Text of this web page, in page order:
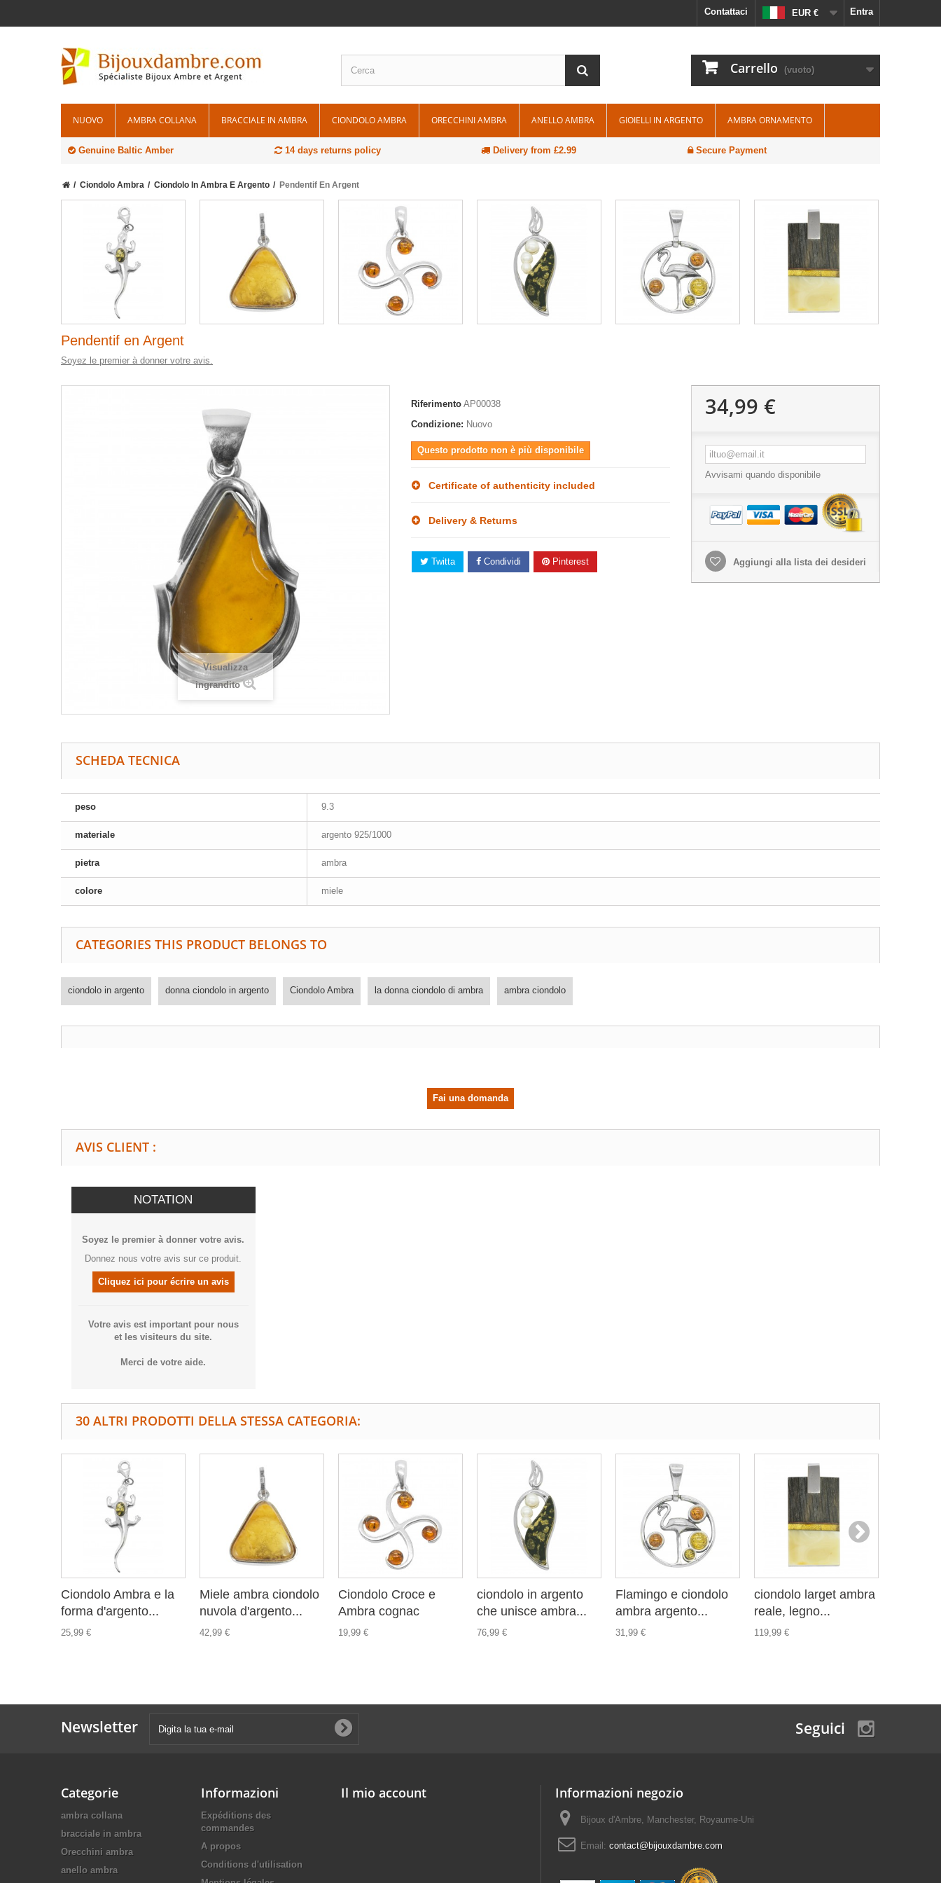
Entra
EUR €
Contattaci
Carrello (vuoto)
NUOVO AMBRA COLLANA BRACCIALE IN AMBRA CIONDOLO AMBRA ORECCHINI AMBRA ANELLO AMBRA GIOIELLI IN ARGENTO AMBRA ORNAMENTO
Genuine Baltic Amber 14 days returns policy Delivery from £2.99 Secure Payment
Ciondolo Ambra Ciondolo In Ambra E Argento Pendentif En Argent
Pendentif en Argent
Soyez le premier à donner votre avis.
Visualizza
ingrandito
Riferimento AP00038
Condizione: Nuovo
Questo prodotto non è più disponibile
Certificate of authenticity included
Delivery & Returns
Twitta Condividi Pinterest
34,99 €
Avvisami quando disponibile
Aggiungi alla lista dei desideri
SCHEDA TECNICA
peso 9.3
materiale argento 925/1000
pietra ambra
colore miele
CATEGORIES THIS PRODUCT BELONGS TO
ciondolo in argento donna ciondolo in argento Ciondolo Ambra la donna ciondolo di ambra ambra ciondolo
Fai una domanda
AVIS CLIENT :
NOTATION
Soyez le premier à donner votre avis.
Donnez nous votre avis sur ce produit.
Cliquez ici pour écrire un avis
Votre avis est important pour nous
et les visiteurs du site.
Merci de votre aide.
30 ALTRI PRODOTTI DELLA STESSA CATEGORIA:
Ciondolo Ambra e la
forma d'argento...
25,99 €
Miele ambra ciondolo
nuvola d'argento...
42,99 €
Ciondolo Croce e
Ambra cognac
19,99 €
ciondolo in argento
che unisce ambra...
76,99 €
Flamingo e ciondolo
ambra argento...
31,99 €
ciondolo larget ambra
reale, legno...
119,99 €
Newsletter Seguici
Categorie
ambra collana
bracciale in ambra
Orecchini ambra
anello ambra
Informazioni
Expéditions des
commandes
A propos
Conditions d'utilisation
Il mio account Informazioni negozio
Bijoux d'Ambre, Manchester, Royaume-Uni
Email: contact@bijouxdambre.com